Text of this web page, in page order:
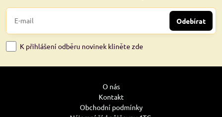
Odebírat
K přihlášení odběru novinek kliněte zde
O nás
Kontakt
Obchodní podmínky